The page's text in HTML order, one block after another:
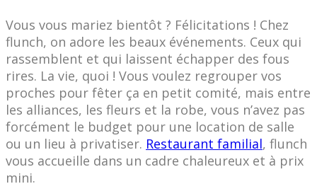
Vous vous mariez bientôt ? Félicitations ! Chez
flunch, on adore les beaux événements. Ceux qui
rassemblent et qui laissent échapper des fous
rires. La vie, quoi ! Vous voulez regrouper vos
proches pour fêter ça en petit comité, mais entre
les alliances, les fleurs et la robe, vous n’avez pas
forcément le budget pour une location de salle
ou un lieu à privatiser. Restaurant familial, flunch
vous accueille dans un cadre chaleureux et à prix
mini.